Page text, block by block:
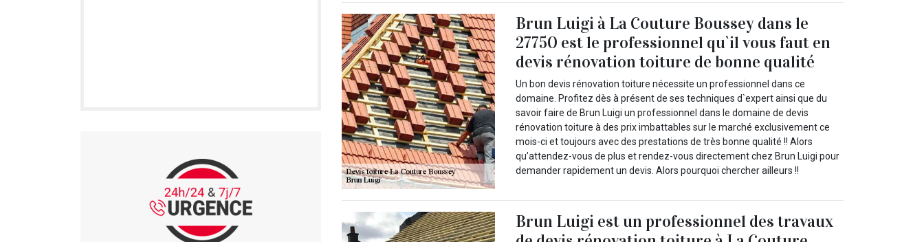
Brun Luigi à La Couture Boussey dans le
27750 est le professionnel qu`il vous faut en
devis rénovation toiture de bonne qualité
Un bon devis rénovation toiture nécessite un professionnel dans ce
domaine. Profitez dès à présent de ses techniques d`expert ainsi que du
savoir faire de Brun Luigi un professionnel dans le domaine de devis
rénovation toiture à des prix imbattables sur le marché exclusivement ce
mois-ci et toujours avec des prestations de très bonne qualité !! Alors
qu’attendez-vous de plus et rendez-vous directement chez Brun Luigi pour
demander rapidement un devis. Alors pourquoi chercher ailleurs !!
Brun Luigi est un professionnel des travaux